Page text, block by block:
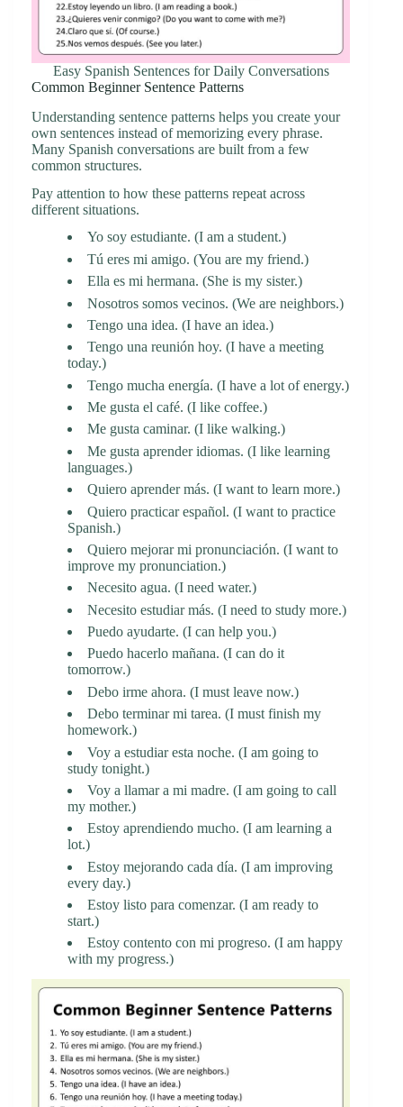
Easy Spanish Sentences for Daily Conversations
Common Beginner Sentence Patterns
Understanding sentence patterns helps you create your
own sentences instead of memorizing every phrase.
Many Spanish conversations are built from a few
common structures.
Pay attention to how these patterns repeat across
different situations.
Yo soy estudiante. (I am a student.)
Tú eres mi amigo. (You are my friend.)
Ella es mi hermana. (She is my sister.)
Nosotros somos vecinos. (We are neighbors.)
Tengo una idea. (I have an idea.)
Tengo una reunión hoy. (I have a meeting
today.)
Tengo mucha energía. (I have a lot of energy.)
Me gusta el café. (I like coffee.)
Me gusta caminar. (I like walking.)
Me gusta aprender idiomas. (I like learning
languages.)
Quiero aprender más. (I want to learn more.)
Quiero practicar español. (I want to practice
Spanish.)
Quiero mejorar mi pronunciación. (I want to
improve my pronunciation.)
Necesito agua. (I need water.)
Necesito estudiar más. (I need to study more.)
Puedo ayudarte. (I can help you.)
Puedo hacerlo mañana. (I can do it
tomorrow.)
Debo irme ahora. (I must leave now.)
Debo terminar mi tarea. (I must finish my
homework.)
Voy a estudiar esta noche. (I am going to
study tonight.)
Voy a llamar a mi madre. (I am going to call
my mother.)
Estoy aprendiendo mucho. (I am learning a
lot.)
Estoy mejorando cada día. (I am improving
every day.)
Estoy listo para comenzar. (I am ready to
start.)
Estoy contento con mi progreso. (I am happy
with my progress.)